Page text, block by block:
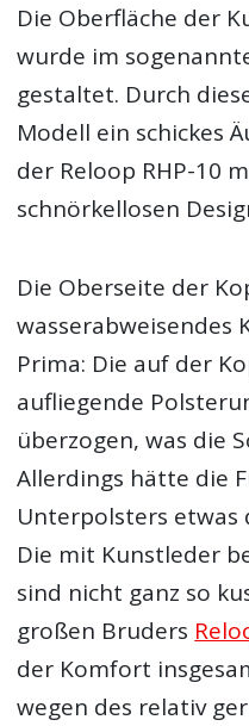
Die Oberfläche der
wurde im
gestaltet. Durch
Modell ein schickes
der Reloop RHP-10
schnörkellosen
Die Oberseite der
wasserabweisendes
Prima: Die auf der
aufliegende
überzogen, was die
Allerdings hätte die
Unterpolsters etwas
Die mit Kunstleder
sind nicht ganz so
großen Bruders
der Komfort
wegen des relativ